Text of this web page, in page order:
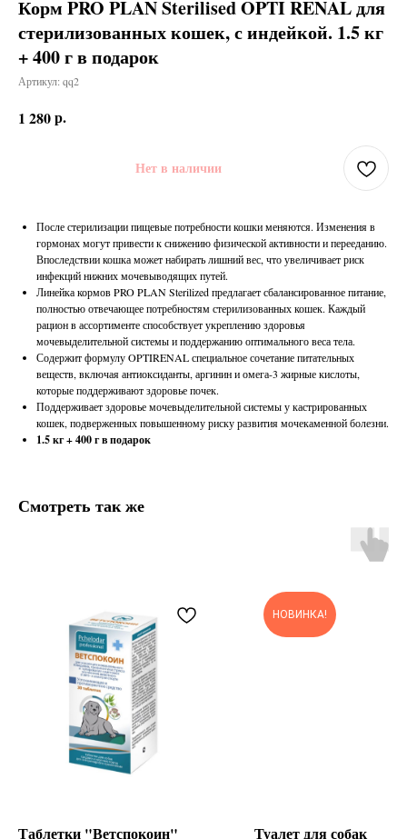
Корм PRO PLAN Sterilised OPTI RENAL для
стерилизованных кошек, с индейкой. 1.5 кг
+ 400 г в подарок
Артикул: qq2
1 280р.
Нет в наличии
После стерилизации пищевые потребности кошки меняются. Изменения в
гормонах могут привести к снижению физической активности и перееданию.
Впоследствии кошка может набирать лишний вес, что увеличивает риск
инфекций нижних мочевыводящих путей.
Линейка кормов PRO PLAN Sterilized предлагает сбалансированное питание,
полностью отвечающее потребностям стерилизованных кошек. Каждый
рацион в ассортименте способствует укреплению здоровья
мочевыделительной системы и поддержанию оптимального веса тела.
Содержит формулу OPTIRENAL специальное сочетание питательных
веществ, включая антиоксиданты, аргинин и омега-3 жирные кислоты,
которые поддерживают здоровье почек.
Поддерживает здоровье мочевыделительной системы у кастрированных
кошек, подверженных повышенному риску развития мочекаменной болезни.
1.5 кг + 400 г в подарок
Смотреть так же
Таблетки "Ветспокоин"
НОВИНКА!
Туалет для собак